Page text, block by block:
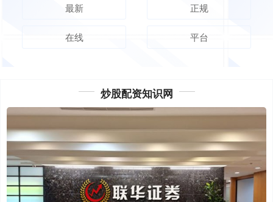
最新 正规
在线 平台
炒股配资知识网